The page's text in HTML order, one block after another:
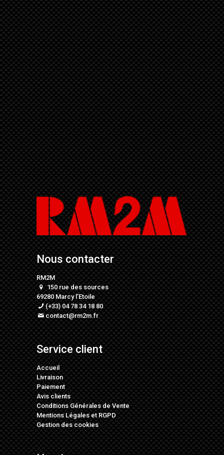
Nous contacter
RM2M
150 rue des sources
69280 Marcy l’Etoile
(+33) 04 78 34 18 80
contact@rm2m.fr
Service client
Accueil
Livraison
Paiement
Avis clients
Conditions Générales de Vente
Mentions LégalesetRGPD
Gestion des cookies